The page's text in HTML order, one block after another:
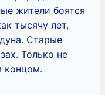
жители боятся
тысячу лет,
Старые
Только не
концом.